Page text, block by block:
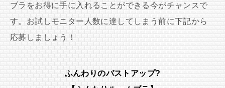
ブラをお得に手に入れることができる今がチャンスで
す。お試しモニター人数に達してしまう前に下記から
応募しましょう！
ふんわりのバストアップ?